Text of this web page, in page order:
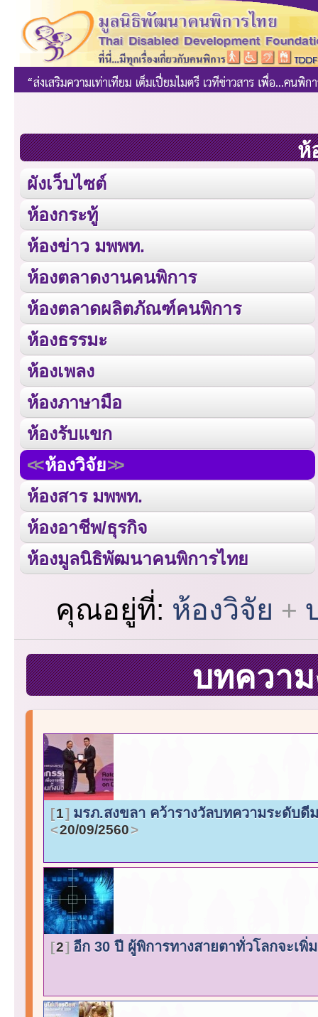
ห้
ผังเว็บไซต์
ห้องกระทู้
ห้องข่าว มพพท.
ห้องตลาดงานคนพิการ
ห้องตลาดผลิตภัณฑ์คนพิการ
ห้องธรรมะ
ห้องเพลง
ห้องภาษามือ
ห้องรับแขก
ห้องวิจัย
ห้องสาร มพพท.
ห้องอาชีพ/ธุรกิจ
ห้องมูลนิธิพัฒนาคนพิการไทย
คุณอยู่ที่: ห้องวิจัย
บทควา
1 มรภ.สงขลา คว้ารางวัลบทความระดับ
20/09/2560
2 อีก 30 ปี ผู้พิการทางสายตาทั่วโลกจะเพิ่